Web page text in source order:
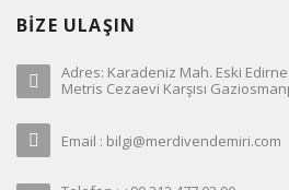
BİZE ULAŞIN
Adres: Karadeniz Mah. Eski Edirne
Metris Cezaevi Karşısı
Email : bilgi@merdivendemiri.com